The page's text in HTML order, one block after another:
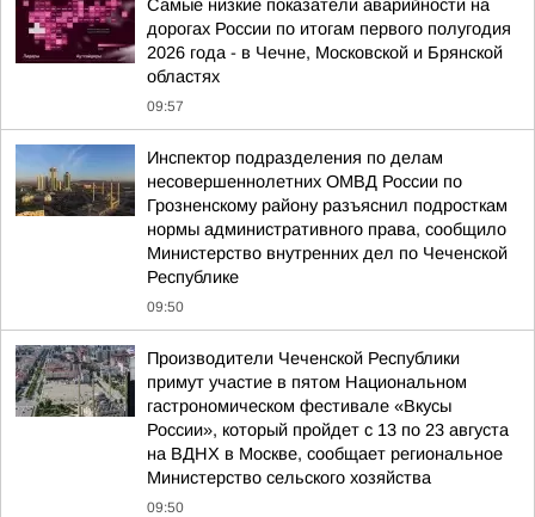
Самые низкие показатели аварийности на
дорогах России по итогам первого полугодия
2026 года - в Чечне, Московской и Брянской
областях
09:57
Инспектор подразделения по делам
несовершеннолетних ОМВД России по
Грозненскому району разъяснил подросткам
нормы административного права, сообщило
Министерство внутренних дел по Чеченской
Республике
09:50
Производители Чеченской Республики
примут участие в пятом Национальном
гастрономическом фестивале «Вкусы
России», который пройдет с 13 по 23 августа
на ВДНХ в Москве, сообщает региональное
Министерство сельского хозяйства
09:50